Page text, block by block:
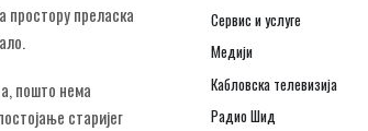
простору преласка
пошто нема
старијег
Сервис и услуге
Медији
Кабловска телевизија
Радио Шид